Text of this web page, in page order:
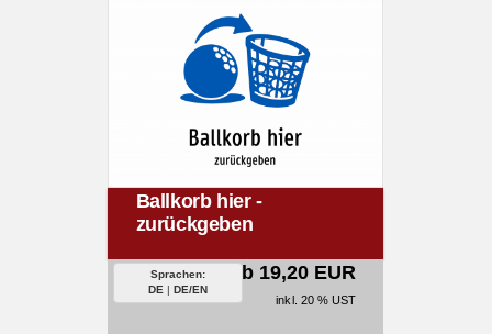
Ballkorb hier -
zurückgeben
Sprachen:
DE | DE/EN
ab 19,20 EUR
inkl. 20 % UST